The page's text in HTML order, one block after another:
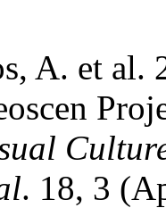
A. et al.
. 18, 3